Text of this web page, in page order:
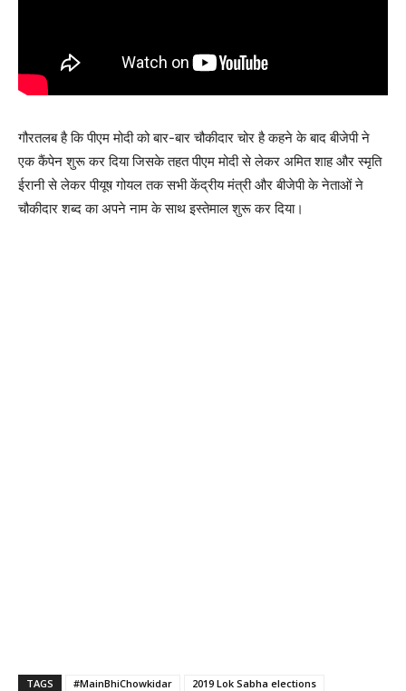
गौरतलब है कि पीएम मोदी को बार-बार चौकीदार चोर है कहने के बाद बीजेपी ने
एक कैंपेन शुरू कर दिया जिसके तहत पीएम मोदी से लेकर अमित शाह और स्मृति
ईरानी से लेकर पीयूष गोयल तक सभी केंद्रीय मंत्री और बीजेपी के नेताओं ने
चौकीदार शब्द का अपने नाम के साथ इस्तेमाल शुरू कर दिया।
TAGS #MainBhiChowkidar
2019 Lok Sabha elections